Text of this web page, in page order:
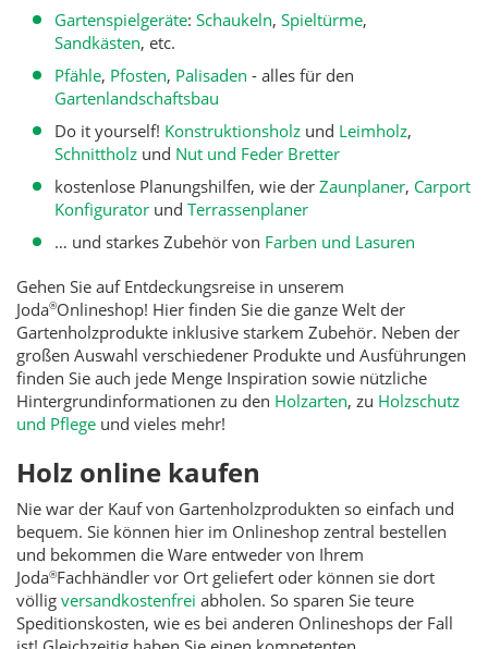
Gartenspielgeräte: Schaukeln, Spieltürme,
Sandkästen, etc.
Pfähle, Pfosten, Palisaden - alles für den
Gartenlandschaftsbau
Do it yourself! Konstruktionsholz und Leimholz,
Schnittholz und Nut und Feder Bretter
kostenlose Planungshilfen, wie der Zaunplaner, Carport
Konfigurator und Terrassenplaner
… und starkes Zubehör von Farben und Lasuren
Gehen Sie auf Entdeckungsreise in unserem
Joda®Onlineshop! Hier finden Sie die ganze Welt der
Gartenholzprodukte inklusive starkem Zubehör. Neben der
großen Auswahl verschiedener Produkte und Ausführungen
finden Sie auch jede Menge Inspiration sowie nützliche
Hintergrundinformationen zu den Holzarten, zu Holzschutz
und Pflege und vieles mehr!
Holz online kaufen
Nie war der Kauf von Gartenholzprodukten so einfach und
bequem. Sie können hier im Onlineshop zentral bestellen
und bekommen die Ware entweder von Ihrem
Joda®Fachhändler vor Ort geliefert oder können sie dort
völlig versandkostenfrei abholen. So sparen Sie teure
Speditionskosten, wie es bei anderen Onlineshops der Fall